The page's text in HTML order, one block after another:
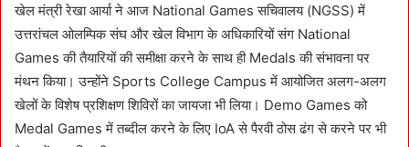
खेल मंत्री रेखा आर्या ने आज National Games सचिवालय (NGSS) में
उत्तरांचल ओलम्पिक संघ और खेल विभाग के अधिकारियों संग National
Games की तैयारियों की समीक्षा करने के साथ ही Medals की संभावना पर
मंथन किया। उन्होंने Sports College Campus में आयोजित अलग-अलग
खेलों के विशेष प्रशिक्षण शिविरों का जायजा भी लिया। Demo Games को
Medal Games में तब्दील करने के लिए IoA से पैरवी ठोस ढंग से करने पर भी